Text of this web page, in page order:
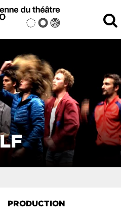
Aller au contenu principal
PRODUCTION